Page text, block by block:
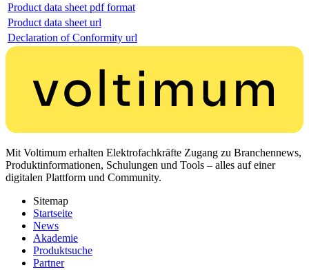
Product data sheet pdf format
Product data sheet url
Declaration of Conformity url
Mit Voltimum erhalten Elektrofachkräfte Zugang zu Branchennews,
Produktinformationen, Schulungen und Tools – alles auf einer
digitalen Plattform und Community.
Sitemap
Startseite
News
Akademie
Produktsuche
Partner